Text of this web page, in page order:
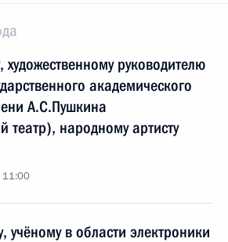
руководителю
академического
А.С.Пушкина
театр), народному артисту
11:00
учёному в области электроники